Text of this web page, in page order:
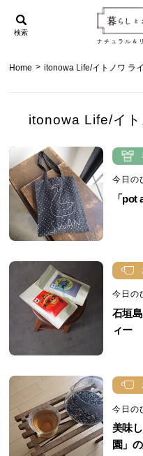
ナチュラル＆
検索
Home > itonowa Life/イトノワ ラ
itonowa Life/イト
今日の
「
今日の
石垣
ィー
今日の
美味
園」